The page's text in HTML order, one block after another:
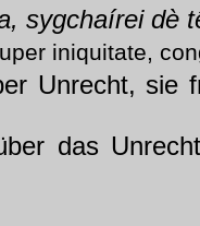
sygchaírei dè
iniquitate,
Unrecht, sie
das